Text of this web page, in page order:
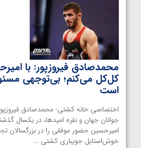
محمدصادق فیروزپور: با
کل‌کل می‌کنم؛ بی‌توجهی
است
اختصاصی خانه کشتی- محمدصادق
جوانان جهان و نقره امیدها، در یکسال
امیرحسین حضور موفقی را در بزرگسالان
خوش‌استایل جویباری کشتی ...